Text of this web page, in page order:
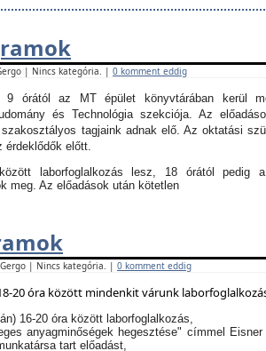
| Nincs kategória. | 0 komment eddig
9 órától az MT épület könyvtárában kerül
és Technológia szekciója. Az
tagjaink adnak elő. Az oktatási
érdeklődők előtt.
laborfoglalkozás lesz, 18 órától pedig
meg. Az előadások után kötetlen
| Nincs kategória. | 0 komment eddig
20 óra között mindenkit várunk
16-20 óra között laborfoglalkozás,
anyagminőségek hegesztése" címmel
tart előadást,